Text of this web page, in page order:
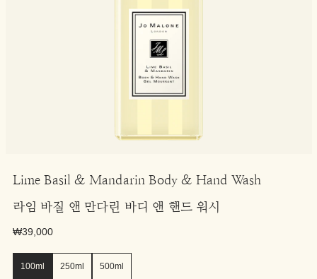
Lime Basil & Mandarin Body & Hand Wash
라임 바질 앤 만다린 바디 앤 핸드 워시
₩39,000
100ml 250ml 500ml